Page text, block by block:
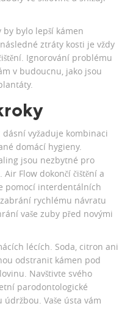
bylo lepší kámen
ztráty kosti je vždy
Ignorování problému
v budoucnu, jako jsou
vyžaduje kombinaci
domácí hygieny.
jsou nezbytné pro
Flow dokončí čištění a
pomocí interdentálních
rychlému návratu
vaše zuby před novými
lécích. Soda, citron ani
odstranit kámen pod
Navštivte svého
parodontologické
údržbou. Vaše ústa vám